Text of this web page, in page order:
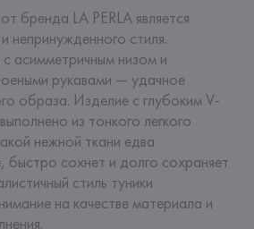
бренда LA PERLA является
непринужденного стиля.
асимметричным низом и
рукавами — удачное
образа. Изделие с глубоким V-
из тонкого легкого
нежной ткани едва
сохнет и долго сохраняет
стиль туники
на качестве материала и